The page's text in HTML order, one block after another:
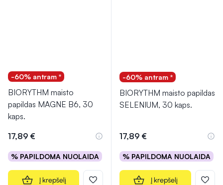
-60% antram *
BIORYTHM maisto
papildas MAGNE B6, 30
kaps.
17,89 €
% PAPILDOMA NUOLAIDA
Į krepšelį
-60% antram *
BIORYTHM maisto papildas
SELENIUM, 30 kaps.
17,89 €
% PAPILDOMA NUOLAIDA
Į krepšelį